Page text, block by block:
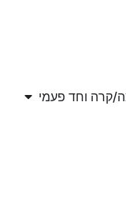
קרה וחד פעמי